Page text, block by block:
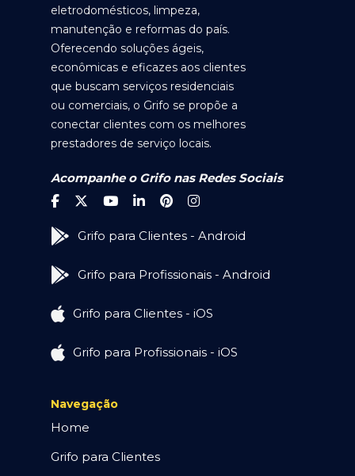
eletrodomésticos, limpeza,
manutenção e reformas do país.
Oferecendo soluções ágeis,
econômicas e eficazes aos clientes
que buscam serviços residenciais
ou comerciais, o Grifo se propõe a
conectar clientes com os melhores
prestadores de serviço locais.
Acompanhe o Grifo nas Redes Sociais
Grifo para Clientes - Android
Grifo para Profissionais - Android
Grifo para Clientes - iOS
Grifo para Profissionais - iOS
Navegação
Home
Grifo para Clientes